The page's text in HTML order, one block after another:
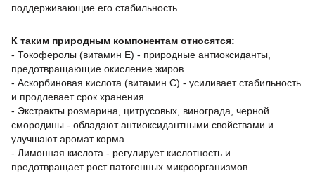
поддерживающие его стабильность.
К таким природным компонентам относятся:
- Токоферолы (витамин E) - природные антиоксиданты,
предотвращающие окисление жиров.
- Аскорбиновая кислота (витамин C) - усиливает стабильность
и продлевает срок хранения.
- Экстракты розмарина, цитрусовых, винограда, черной
смородины - обладают антиоксидантными свойствами и
улучшают аромат корма.
- Лимонная кислота - регулирует кислотность и
предотвращает рост патогенных микроорганизмов.